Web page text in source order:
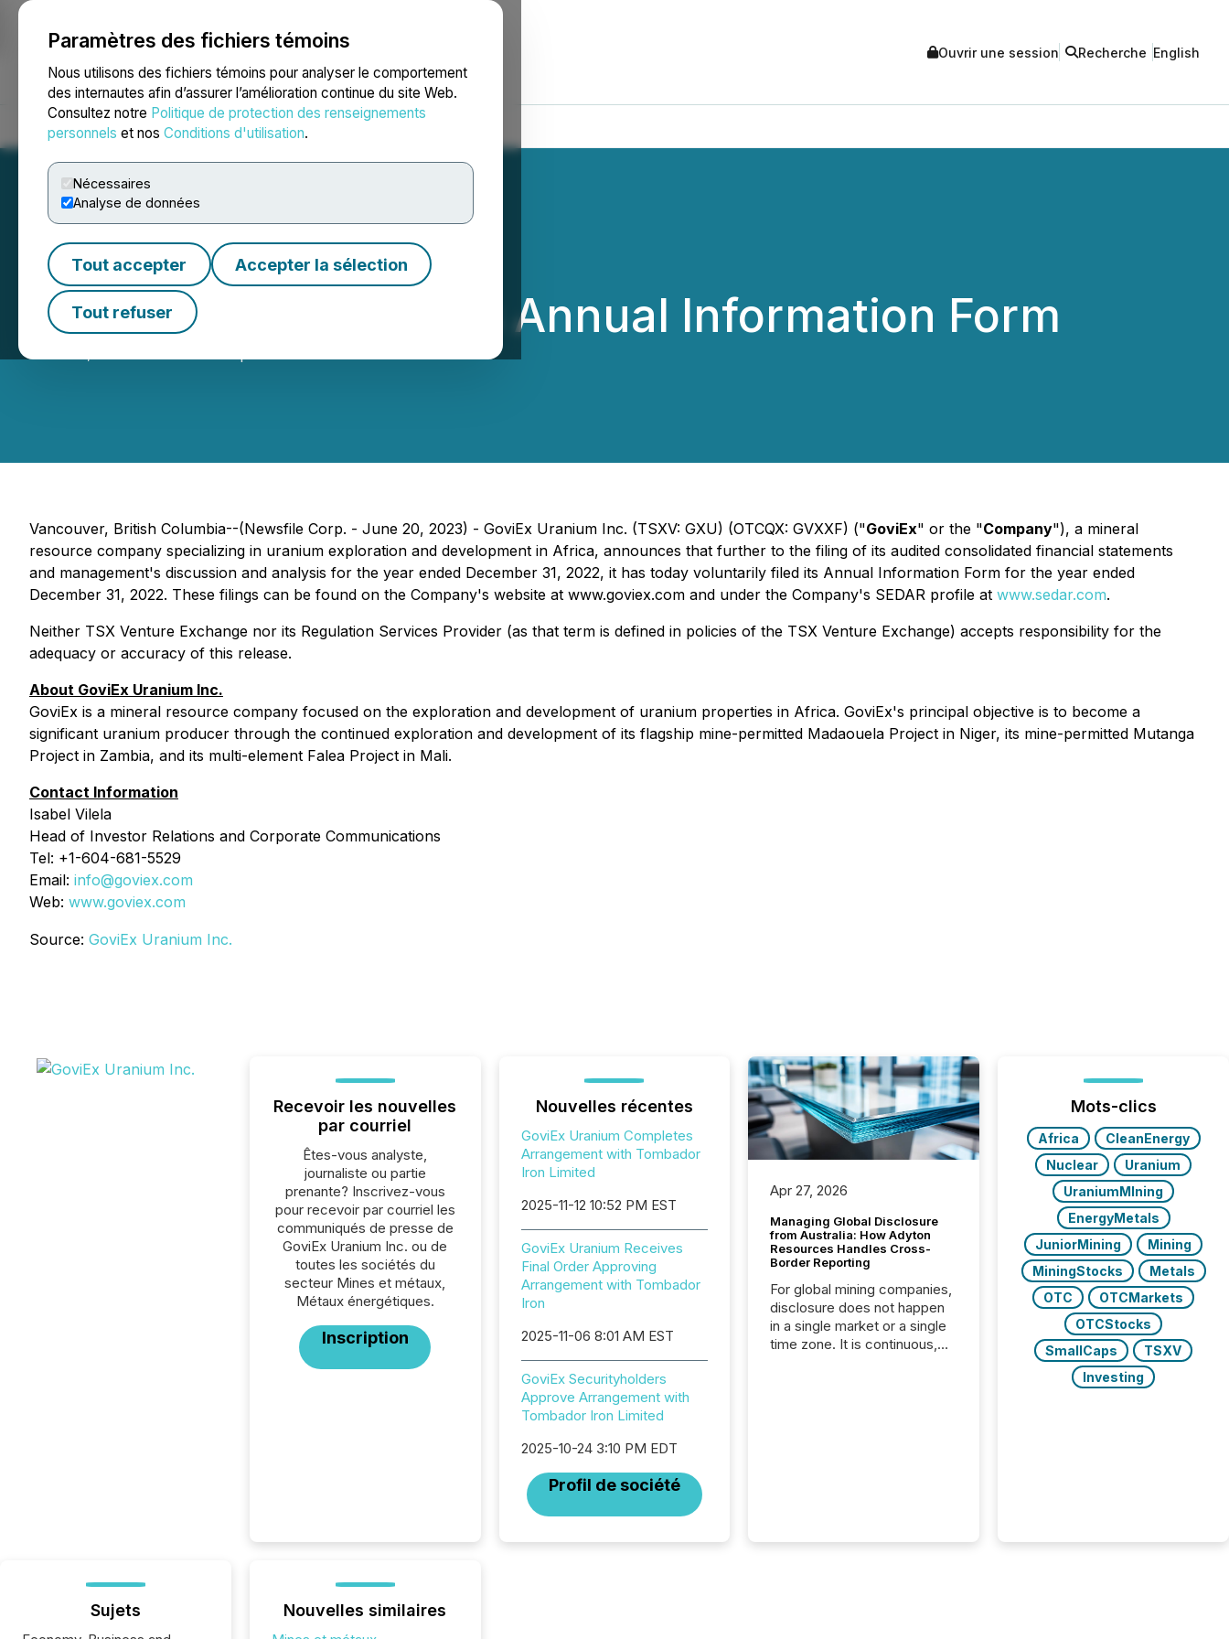
Paramètres des fichiers témoins
Nous utilisons des fichiers témoins pour analyser le comportement
des internautes afin d’assurer l’amélioration continue du site Web.
Consultez notre Politique de protection des renseignements
personnels et nos Conditions d'utilisation.
Nécessaires
Analyse de données
Tout accepter Accepter la sélection
Tout refuser
NEWSFILE Ouvrir une session Recherche English
Accueil À propos Services Salle de presse Blogue
GoviEX Uranium Files Annual Information Form
Vancouver, British Columbia--(Newsfile Corp. - June 20, 2023) - GoviEx Uranium Inc. (TSXV: GXU) (OTCQX: GVXXF) ("GoviEx" or the "Company"), a mineral
resource company specializing in uranium exploration and development in Africa, announces that further to the filing of its audited consolidated financial statements
and management's discussion and analysis for the year ended December 31, 2022, it has today voluntarily filed its Annual Information Form for the year ended
December 31, 2022. These filings can be found on the Company's website at www.goviex.com and under the Company's SEDAR profile at www.sedar.com.
Neither TSX Venture Exchange nor its Regulation Services Provider (as that term is defined in policies of the TSX Venture Exchange) accepts responsibility for the
adequacy or accuracy of this release.
About GoviEx Uranium Inc.
GoviEx is a mineral resource company focused on the exploration and development of uranium properties in Africa. GoviEx's principal objective is to become a
significant uranium producer through the continued exploration and development of its flagship mine-permitted Madaouela Project in Niger, its mine-permitted Mutanga
Project in Zambia, and its multi-element Falea Project in Mali.
Contact Information
Isabel Vilela
Head of Investor Relations and Corporate Communications
Tel: +1-604-681-5529
Email: info@goviex.com
Web: www.goviex.com
Source: GoviEx Uranium Inc.
Recevoir les nouvelles
par courriel
Êtes-vous analyste,
journaliste ou partie
prenante? Inscrivez-vous
pour recevoir par courriel les
communiqués de presse de
GoviEx Uranium Inc. ou de
toutes les sociétés du
secteur Mines et métaux,
Métaux énergétiques.
Inscription
Nouvelles récentes
GoviEx Uranium Completes
Arrangement with Tombador
Iron Limited
2025-11-12 10:52 PM EST
GoviEx Uranium Receives
Final Order Approving
Arrangement with Tombador
Iron
2025-11-06 8:01 AM EST
GoviEx Securityholders
Approve Arrangement with
Tombador Iron Limited
2025-10-24 3:10 PM EDT
Profil de société
Apr 27, 2026
Managing Global Disclosure
from Australia: How Adyton
Resources Handles Cross-
Border Reporting
For global mining companies,
disclosure does not happen
in a single market or a single
time zone. It is continuous,
about executing it with
Mots-clics
Africa
CleanEnergy
Nuclear
Uranium
UraniumMIning
EnergyMetals
JuniorMining
Mining
MiningStocks
Metals
OTC
OTCMarkets
OTCStocks
SmallCaps
TSXV
Investing
Sujets Nouvelles similaires